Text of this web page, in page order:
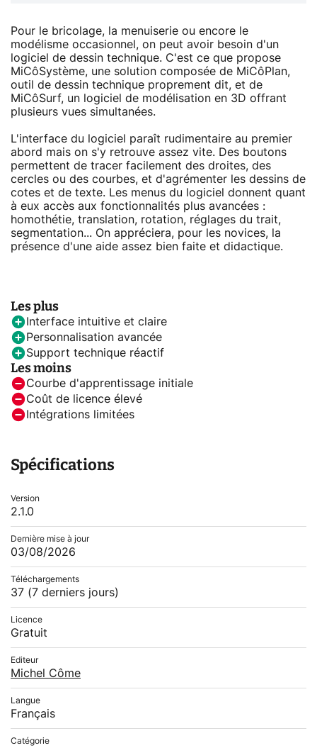
Pour le bricolage, la menuiserie ou encore le
modélisme occasionnel, on peut avoir besoin d'un
logiciel de dessin technique. C'est ce que propose
MiCôSystème, une solution composée de MiCôPlan,
outil de dessin technique proprement dit, et de
MiCôSurf, un logiciel de modélisation en 3D offrant
plusieurs vues simultanées.
L'interface du logiciel paraît rudimentaire au premier
abord mais on s'y retrouve assez vite. Des boutons
permettent de tracer facilement des droites, des
cercles ou des courbes, et d'agrémenter les dessins de
cotes et de texte. Les menus du logiciel donnent quant
à eux accès aux fonctionnalités plus avancées :
homothétie, translation, rotation, réglages du trait,
segmentation... On appréciera, pour les novices, la
présence d'une aide assez bien faite et didactique.
Les plus
Interface intuitive et claire
Personnalisation avancée
Support technique réactif
Les moins
Courbe d'apprentissage initiale
Coût de licence élevé
Intégrations limitées
Spécifications
Version
2.1.0
Dernière mise à jour
03/08/2026
Téléchargements
37 (7 derniers jours)
Licence
Gratuit
Editeur
Michel Côme
Langue
Français
Catégorie